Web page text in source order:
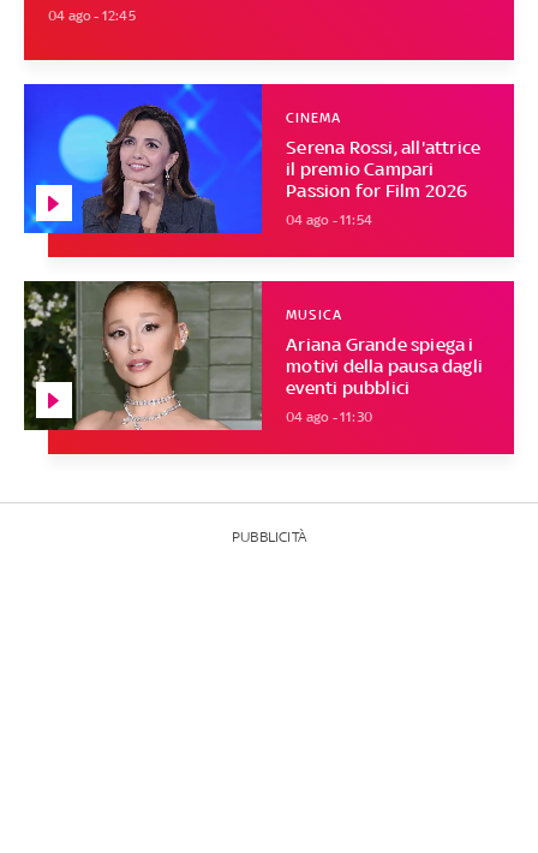
04 ago - 12:45
Serena Rossi, all'attrice
il premio Campari
Passion for Film 2026
CINEMA
04 ago - 11:54
Ariana Grande spiega i
motivi della pausa dagli
eventi pubblici
MUSICA
04 ago - 11:30
PUBBLICITÀ